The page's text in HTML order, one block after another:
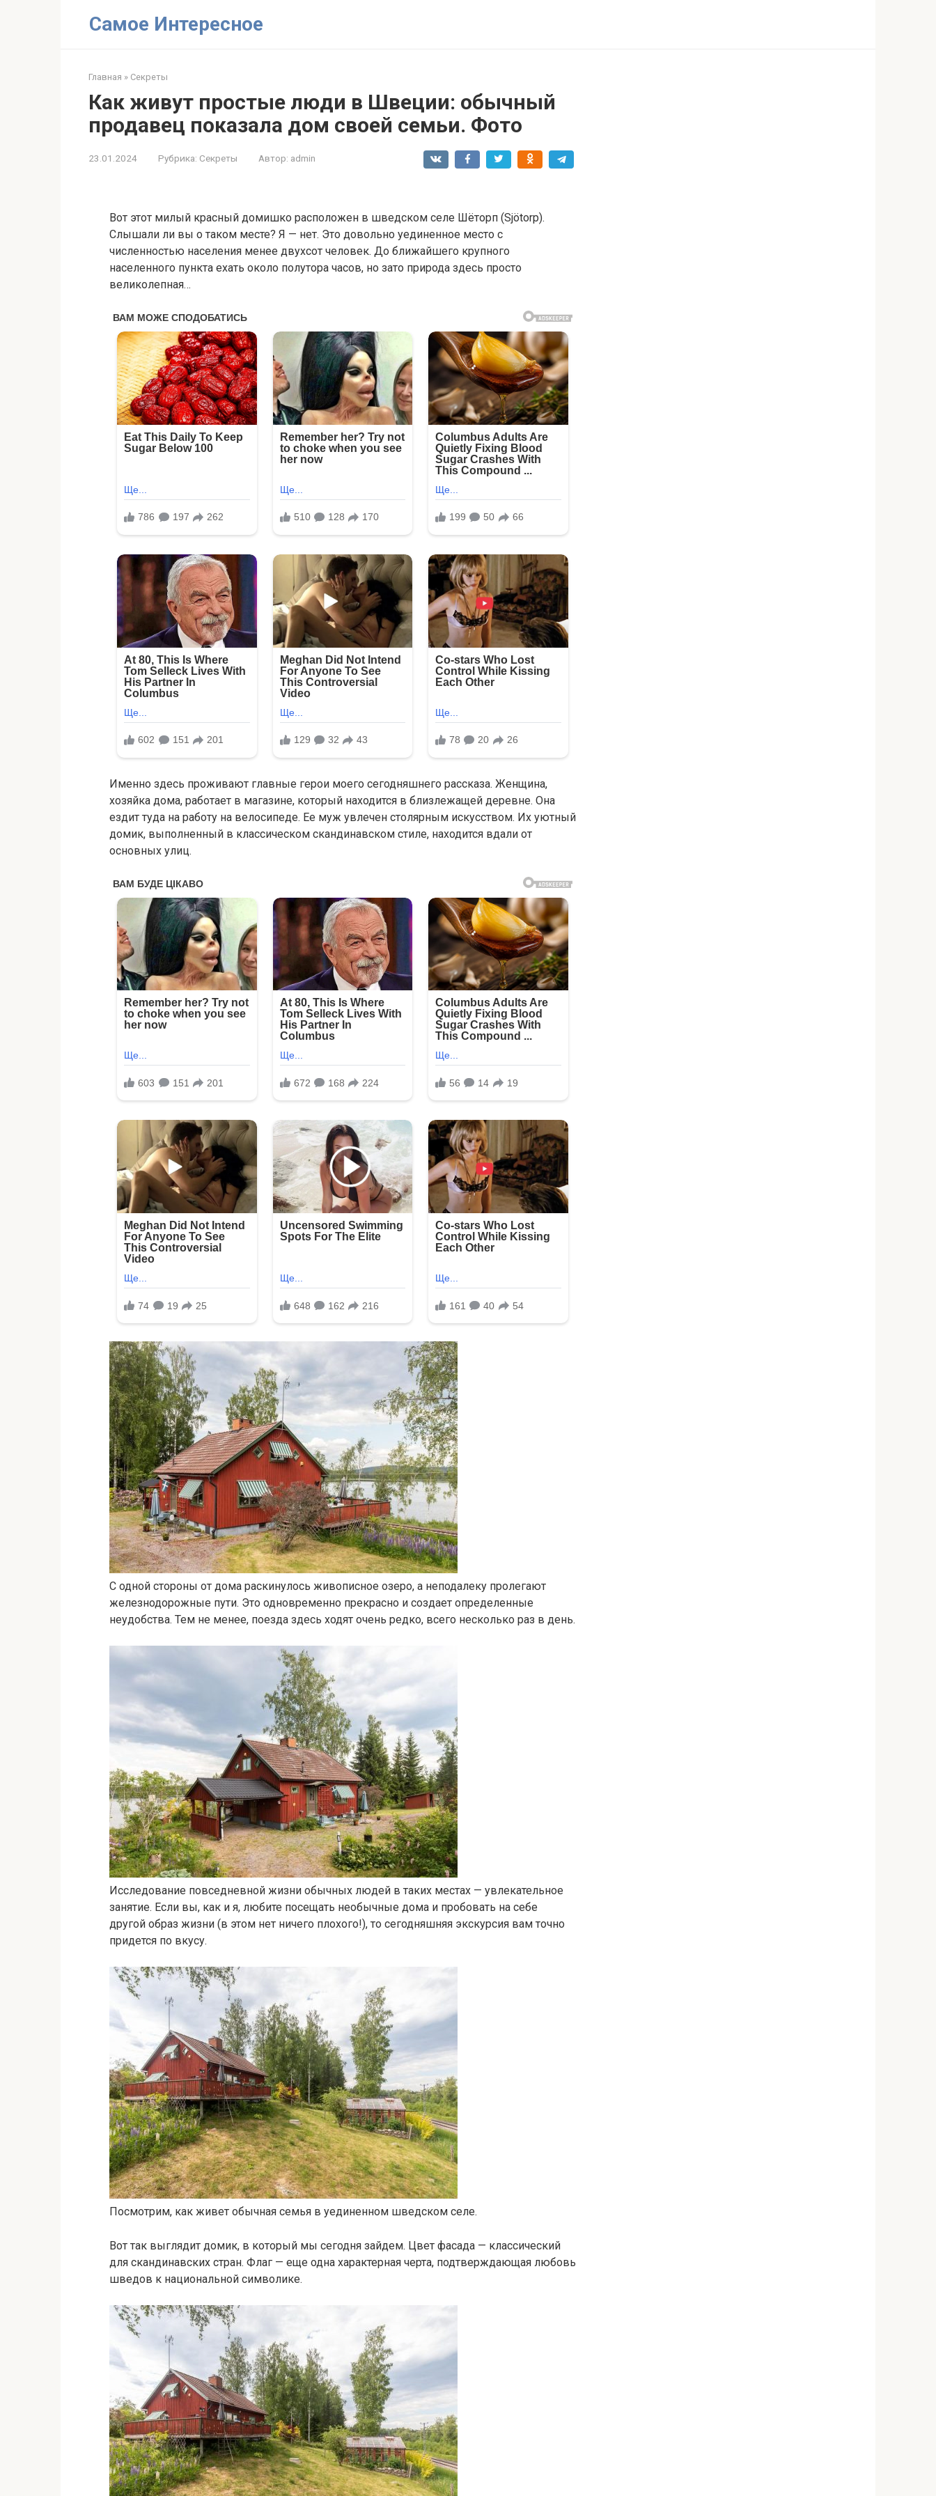
Самое Интересное
Главная » Секреты
Как живут простые люди в Швеции: обычный
продавец показала дом своей семьи. Фото
23.01.2024 Рубрика: Секреты Автор: admin
Вот этот милый красный домишко расположен в шведском селе Шёторп (Sjötorp).
Слышали ли вы о таком месте? Я — нет. Это довольно уединенное место с
численностью населения менее двухсот человек. До ближайшего крупного
населенного пункта ехать около полутора часов, но зато природа здесь просто
великолепная…
Именно здесь проживают главные герои моего сегодняшнего рассказа. Женщина,
хозяйка дома, работает в магазине, который находится в близлежащей деревне. Она
ездит туда на работу на велосипеде. Ее муж увлечен столярным искусством. Их уютный
домик, выполненный в классическом скандинавском стиле, находится вдали от
основных улиц.
С одной стороны от дома раскинулось живописное озеро, а неподалеку пролегают
железнодорожные пути. Это одновременно прекрасно и создает определенные
неудобства. Тем не менее, поезда здесь ходят очень редко, всего несколько раз в день.
Исследование повседневной жизни обычных людей в таких местах — увлекательное
занятие. Если вы, как и я, любите посещать необычные дома и пробовать на себе
другой образ жизни (в этом нет ничего плохого!), то сегодняшняя экскурсия вам точно
придется по вкусу.
Посмотрим, как живет обычная семья в уединенном шведском селе.
Вот так выглядит домик, в который мы сегодня зайдем. Цвет фасада — классический
для скандинавских стран. Флаг — еще одна характерная черта, подтверждающая любовь
шведов к национальной символике.